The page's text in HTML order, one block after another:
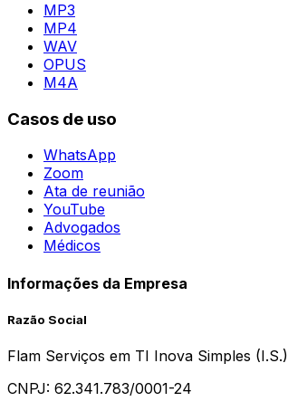
MP3
MP4
WAV
OPUS
M4A
Casos de uso
WhatsApp
Zoom
Ata de reunião
YouTube
Advogados
Médicos
Informações da Empresa
Razão Social
Flam Serviços em TI Inova Simples (I.S.)
CNPJ: 62.341.783/0001-24